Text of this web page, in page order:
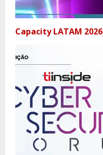
Capacity LATAM 2026